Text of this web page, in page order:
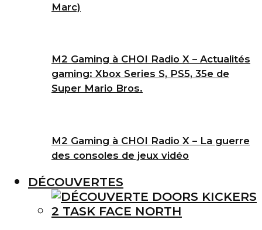
Marc)
M2 Gaming à CHOI Radio X – Actualités
gaming: Xbox Series S, PS5, 35e de
Super Mario Bros.
M2 Gaming à CHOI Radio X – La guerre
des consoles de jeux vidéo
DÉCOUVERTES